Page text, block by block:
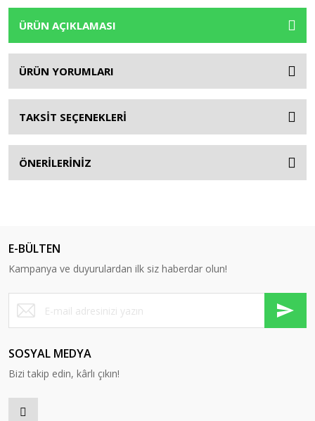
ÜRÜN AÇIKLAMASI
ÜRÜN YORUMLARI
TAKSİT SEÇENEKLERİ
ÖNERİLERİNİZ
E-BÜLTEN
Kampanya ve duyurulardan ilk siz haberdar olun!
SOSYAL MEDYA
Bizi takip edin, kârlı çıkın!